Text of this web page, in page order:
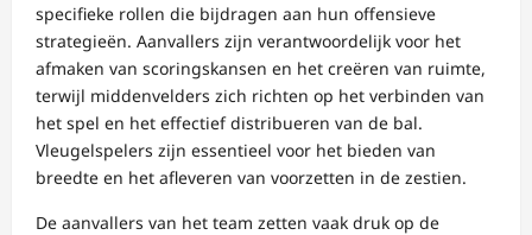
specifieke rollen die bijdragen aan hun offensieve
strategieën. Aanvallers zijn verantwoordelijk voor het
afmaken van scoringskansen en het creëren van ruimte,
terwijl middenvelders zich richten op het verbinden van
het spel en het effectief distribueren van de bal.
Vleugelspelers zijn essentieel voor het bieden van
breedte en het afleveren van voorzetten in de zestien.
De aanvallers van het team zetten vaak druk op de